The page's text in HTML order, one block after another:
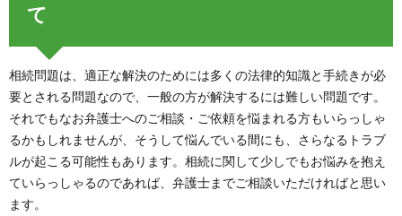
て
相続問題は、適正な解決のためには多くの法律的知識と手続きが必
要とされる問題なので、一般の方が解決するには難しい問題です。
それでもなお弁護士へのご相談・ご依頼を悩まれる方もいらっしゃ
るかもしれませんが、そうして悩んでいる間にも、さらなるトラブ
ルが起こる可能性もあります。相続に関して少しでもお悩みを抱え
ていらっしゃるのであれば、弁護士までご相談いただければと思い
ます。